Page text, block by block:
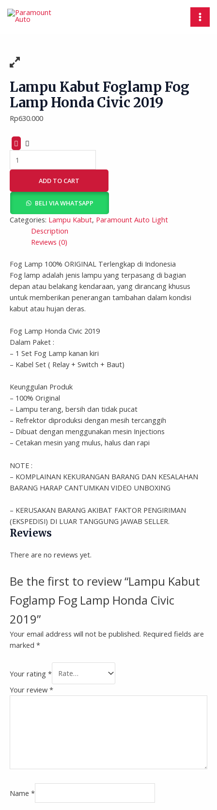
Lampu Kabut Foglamp Fog
Lamp Honda Civic 2019
Rp630.000
Kabut
Honda
2019
quantity
ADD TO CART
BELI VIA WHATSAPP
Categories: Lampu Kabut, Paramount Auto Light
Description
Reviews (0)
Fog Lamp 100% ORIGINAL Terlengkap di Indonesia
Fog lamp adalah jenis lampu yang terpasang di bagian
depan atau belakang kendaraan, yang dirancang khusus
untuk memberikan penerangan tambahan dalam kondisi
kabut atau hujan deras.
Fog Lamp Honda Civic 2019
Dalam Paket :
– 1 Set Fog Lamp kanan kiri
– Kabel Set ( Relay + Switch + Baut)
Keunggulan Produk
– 100% Original
– Lampu terang, bersih dan tidak pucat
– Refrektor diproduksi dengan mesih tercanggih
– Dibuat dengan menggunakan mesin Injections
– Cetakan mesin yang mulus, halus dan rapi
NOTE :
– KOMPLAINAN KEKURANGAN BARANG DAN KESALAHAN
BARANG HARAP CANTUMKAN VIDEO UNBOXING
– KERUSAKAN BARANG AKIBAT FAKTOR PENGIRIMAN
(EKSPEDISI) DI LUAR TANGGUNG JAWAB SELLER.
Reviews
There are no reviews yet.
Be the first to review “Lampu Kabut
Foglamp Fog Lamp Honda Civic
2019”
Your email address will not be published. Required fields are
marked *
Your rating *
Your review *
Name *